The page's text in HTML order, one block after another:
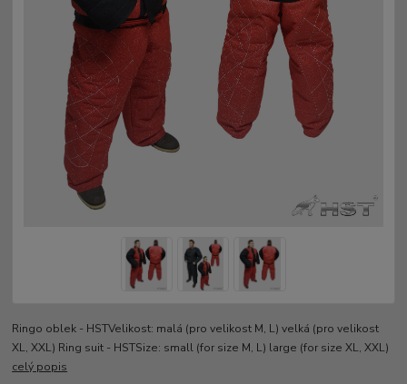
Ringo oblek - HSTVelikost: malá (pro velikost M, L) velká (pro velikost
XL, XXL) Ring suit - HSTSize: small (for size M, L) large (for size XL, XXL)
celý popis